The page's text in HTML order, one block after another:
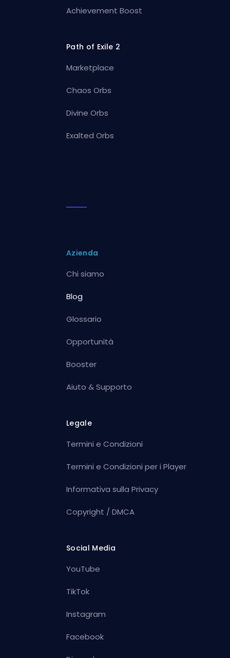
Achievement Boost
Path of Exile 2
Marketplace
Chaos Orbs
Divine Orbs
Exalted Orbs
Azienda
Chi siamo
Blog
Glossario
Opportunità
Booster
Aiuto & Supporto
Legale
Termini e Condizioni
Termini e Condizioni per i Player
Informativa sulla Privacy
Copyright / DMCA
Social Media
YouTube
TikTok
Instagram
Facebook